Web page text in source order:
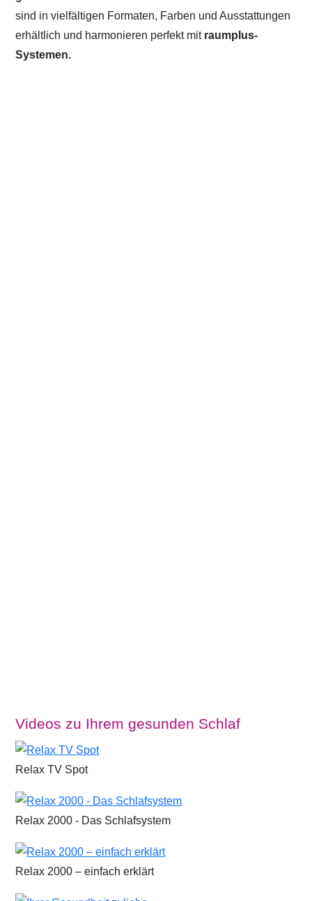
sind in vielfältigen Formaten, Farben und Ausstattungen
erhältlich und harmonieren perfekt mit raumplus-
Systemen.
Videos zu Ihrem gesunden Schlaf
Relax TV Spot
Relax 2000 - Das Schlafsystem
Relax 2000 – einfach erklärt